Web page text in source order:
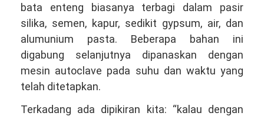
bata enteng biasanya terbagi dalam pasir
silika, semen, kapur, sedikit gypsum, air, dan
alumunium pasta. Beberapa bahan ini
digabung selanjutnya dipanaskan dengan
mesin autoclave pada suhu dan waktu yang
telah ditetapkan.
Terkadang ada dipikiran kita: “kalau dengan